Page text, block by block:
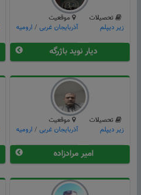
تحصیلات
زیر دیپلم
موقعیت
آذربایجان غربی / ارومیه
دیار نوید باژرگه
تحصیلات
زیر دیپلم
موقعیت
آذربایجان غربی / ارومیه
امیر مرادزاده